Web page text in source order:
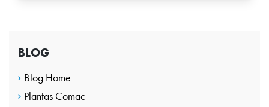
BLOG
Blog Home
Plantas Comac